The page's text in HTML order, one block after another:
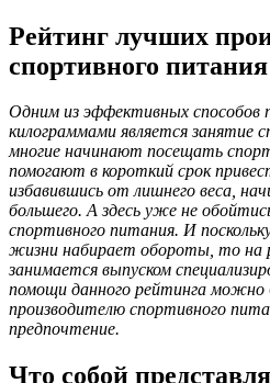
Рейтинг лучших
спортивного питания
Одним из эффективных способов
килограммами является занятие
многие начинают посещать
помогают в короткий срок
избавившись от лишнего веса,
большего. А здесь уже не
спортивного питания. И
жизни набирает обороты, то на
занимается выпуском
помощи данного рейтинга можно
производителю спортивного
предпочтение.
Что собой